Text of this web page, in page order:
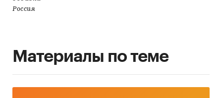
Россия
Материалы по теме